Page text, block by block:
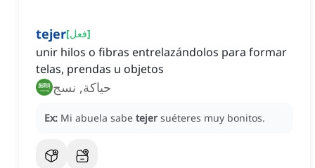
tejer[فعل]
unir hilos o fibras entrelazándolos para formar
telas, prendas u objetos
حياكة, نسج
Ex: Mi abuela sabe tejer suéteres muy bonitos.